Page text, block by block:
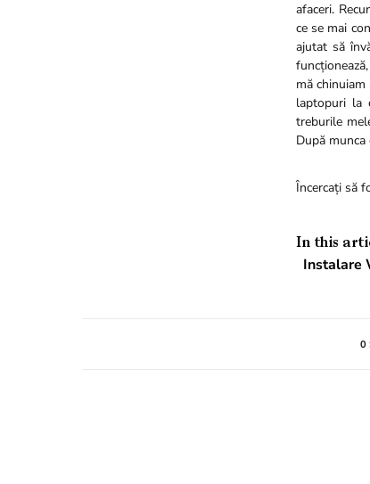
afaceri.
ce se mai
ajutat să
mă
laptopuri la
treburile
După
Încercați să
In this
Instalare
0